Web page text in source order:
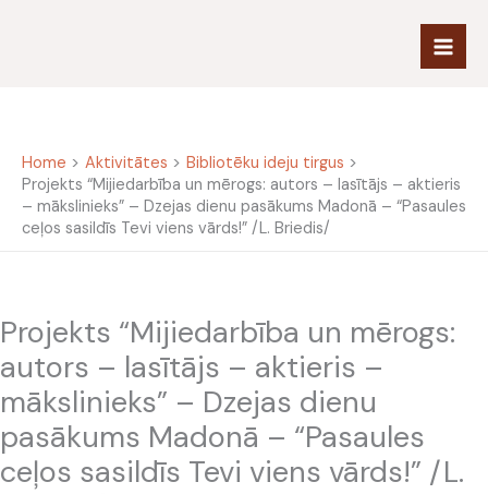
Home Aktivitātes
Bibliotēku ideju tirgus
Projekts “Mijiedarbība un mērogs: autors – lasītājs – aktieris
– mākslinieks” – Dzejas dienu pasākums Madonā – “Pasaules
ceļos sasildīs Tevi viens vārds!” /L. Briedis/
Projekts “Mijiedarbība un mērogs:
autors – lasītājs – aktieris –
mākslinieks” – Dzejas dienu
pasākums Madonā – “Pasaules
ceļos sasildīs Tevi viens vārds!” /L.